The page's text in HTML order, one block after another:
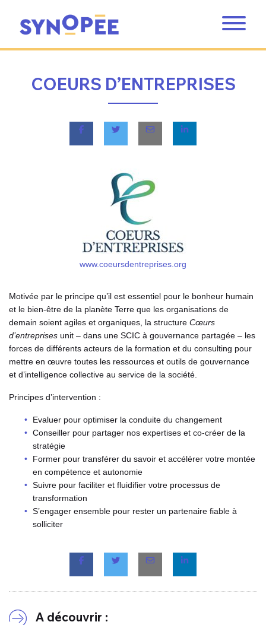
COEURS D’ENTREPRISES
www.coeursdentreprises.org
Motivée par le principe qu’il est essentiel pour le bonheur humain
et le bien-être de la planète Terre que les organisations de
demain soient agiles et organiques, la structure Cœurs
d’entreprises unit – dans une SCIC à gouvernance partagée – les
forces de différents acteurs de la formation et du consulting pour
mettre en œuvre toutes les ressources et outils de gouvernance
et d’intelligence collective au service de la société.
Principes d’intervention :
Evaluer pour optimiser la conduite du changement
Conseiller pour partager nos expertises et co-créer de la
stratégie
Former pour transférer du savoir et accélérer votre montée
en compétence et autonomie
Suivre pour faciliter et fluidifier votre processus de
transformation
S’engager ensemble pour rester un partenaire fiable à
solliciter
A découvrir :